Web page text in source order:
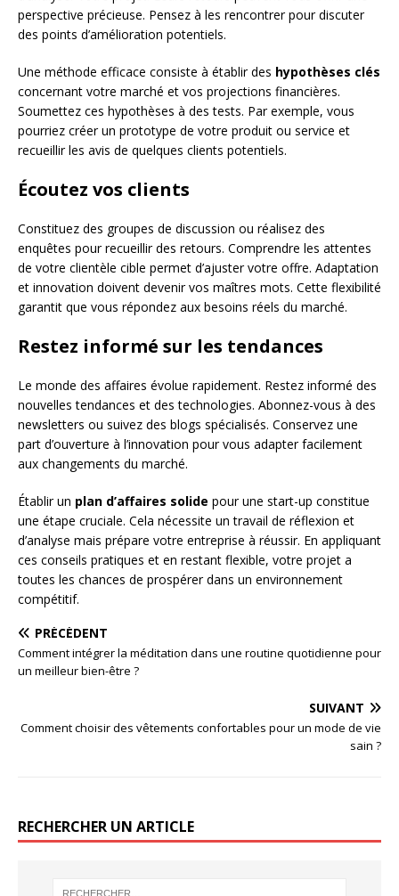
perspective précieuse. Pensez à les rencontrer pour discuter
des points d’amélioration potentiels.
Une méthode efficace consiste à établir des hypothèses clés
concernant votre marché et vos projections financières.
Soumettez ces hypothèses à des tests. Par exemple, vous
pourriez créer un prototype de votre produit ou service et
recueillir les avis de quelques clients potentiels.
Écoutez vos clients
Constituez des groupes de discussion ou réalisez des
enquêtes pour recueillir des retours. Comprendre les attentes
de votre clientèle cible permet d’ajuster votre offre. Adaptation
et innovation doivent devenir vos maîtres mots. Cette flexibilité
garantit que vous répondez aux besoins réels du marché.
Restez informé sur les tendances
Le monde des affaires évolue rapidement. Restez informé des
nouvelles tendances et des technologies. Abonnez-vous à des
newsletters ou suivez des blogs spécialisés. Conservez une
part d’ouverture à l’innovation pour vous adapter facilement
aux changements du marché.
Établir un plan d’affaires solide pour une start-up constitue
une étape cruciale. Cela nécessite un travail de réflexion et
d’analyse mais prépare votre entreprise à réussir. En appliquant
ces conseils pratiques et en restant flexible, votre projet a
toutes les chances de prospérer dans un environnement
compétitif.
PRÉCÉDENT
Comment intégrer la méditation dans une routine quotidienne pour
un meilleur bien-être ?
SUIVANT
Comment choisir des vêtements confortables pour un mode de vie
sain ?
RECHERCHER UN ARTICLE